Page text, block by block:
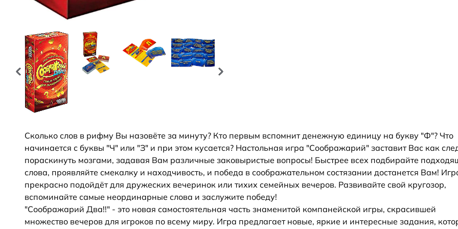
Сколько слов в рифму Вы назовёте за минуту? Кто первым вспомнит денежную единицу на букву "Ф"? Что
начинается с буквы "Ч" или "З" и при этом кусается? Настольная игра "Соображарий" заставит Вас как
пораскинуть мозгами, задавая Вам различные заковыристые вопросы! Быстрее всех подбирайте
слова, проявляйте смекалку и находчивость, и победа в соображательном состязании достанется Вам!
прекрасно подойдёт для дружеских вечеринок или тихих семейных вечеров. Развивайте свой кругозор,
вспоминайте самые неординарные слова и заслужите победу!
"Соображарий Два!!" - это новая самостоятельная часть знаменитой компанейской игры, скрасившей
множество вечеров для игроков по всему миру. Игра предлагает новые, яркие и интересные задания,